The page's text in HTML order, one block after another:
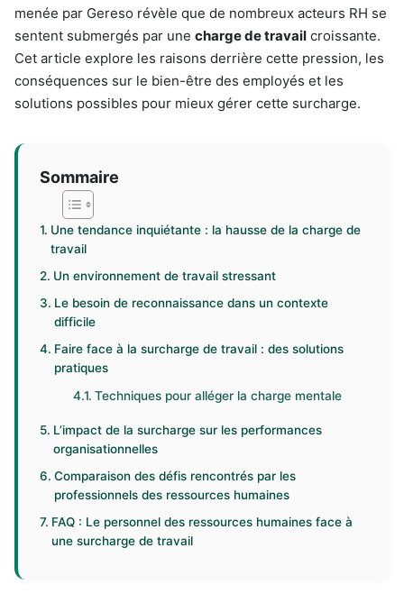
menée par Gereso révèle que de nombreux acteurs RH se
sentent submergés par une charge de travail croissante.
Cet article explore les raisons derrière cette pression, les
conséquences sur le bien-être des employés et les
solutions possibles pour mieux gérer cette surcharge.
Sommaire
Une tendance inquiétante : la hausse de la charge de
travail
Un environnement de travail stressant
Le besoin de reconnaissance dans un contexte
difficile
Faire face à la surcharge de travail : des solutions
pratiques
Techniques pour alléger la charge mentale
L’impact de la surcharge sur les performances
organisationnelles
Comparaison des défis rencontrés par les
professionnels des ressources humaines
FAQ : Le personnel des ressources humaines face à
une surcharge de travail